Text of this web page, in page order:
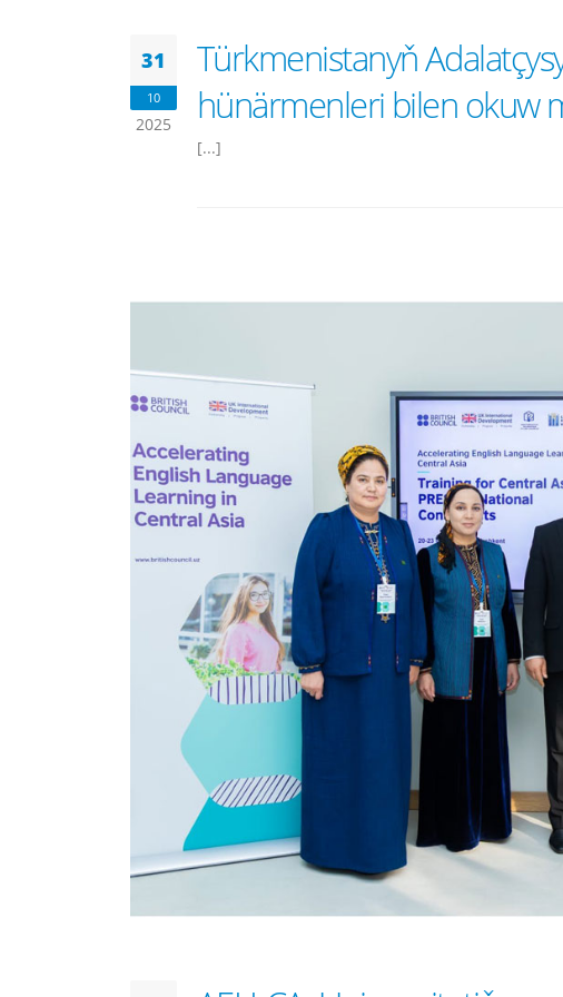
31
10
2025
Türkmenistanyň
hünärmenleri bilen okuw
[...]